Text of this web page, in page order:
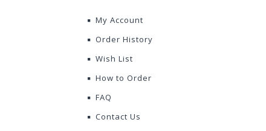
My Account
Order History
Wish List
How to Order
FAQ
Contact Us